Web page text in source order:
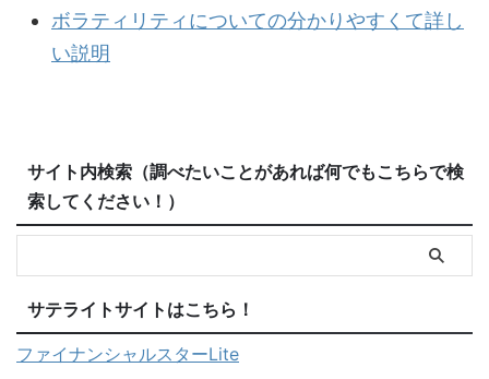
ボラティリティについての分かりやすくて詳し
い説明
サイト内検索（調べたいことがあれば何でもこちらで検
索してください！）
サテライトサイトはこちら！
ファイナンシャルスターLite